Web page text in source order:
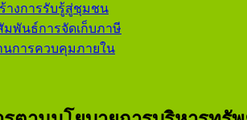
างการรับรู้สู่ชุมชน
มพันธ์การจัดเก็บภาษี
นการควบคุมภายใน